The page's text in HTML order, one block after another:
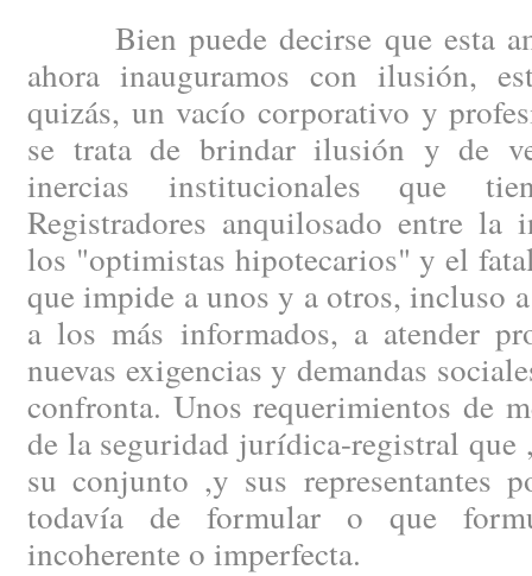
Bien puede decirse que esta
ahora inauguramos con ilusión,
quizás, un vacío corporativo y
se trata de brindar ilusión y de
inercias institucionales que
Registradores anquilosado entre la
los "optimistas hipotecarios" y el
que impide a unos y a otros, incluso
a los más informados, a atender
nuevas exigencias y demandas
confronta. Unos requerimientos de
de la seguridad jurídica-registral que
su conjunto ,y sus representantes
todavía de formular o que
incoherente o imperfecta.